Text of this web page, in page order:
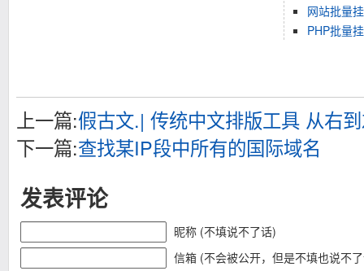
网站批量
PHP批量
上一篇:假古文.| 传统中文排版工具 从右
下一篇:查找某IP段中所有的国际域名
发表评论
昵称 (不填说不了话)
信箱 (不会被公开，但是不填也说不